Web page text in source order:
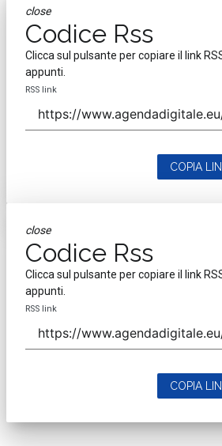
close
Codice Rss
Clicca sul pulsante per copiare il link
appunti.
RSS link
COPIA
close
Codice Rss
Clicca sul pulsante per copiare il link
appunti.
RSS link
COPIA